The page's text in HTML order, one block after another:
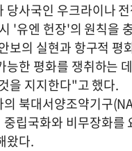
당사국인 우크라이나
'유엔 헌장'의 원칙을
보의 실현과 항구적
능한 평화를 쟁취하는
을 지지한다"고 했다.
북대서양조약기구
립국화와 비무장화
왔다.